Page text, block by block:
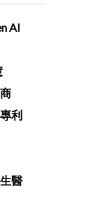
AI
專利
生醫